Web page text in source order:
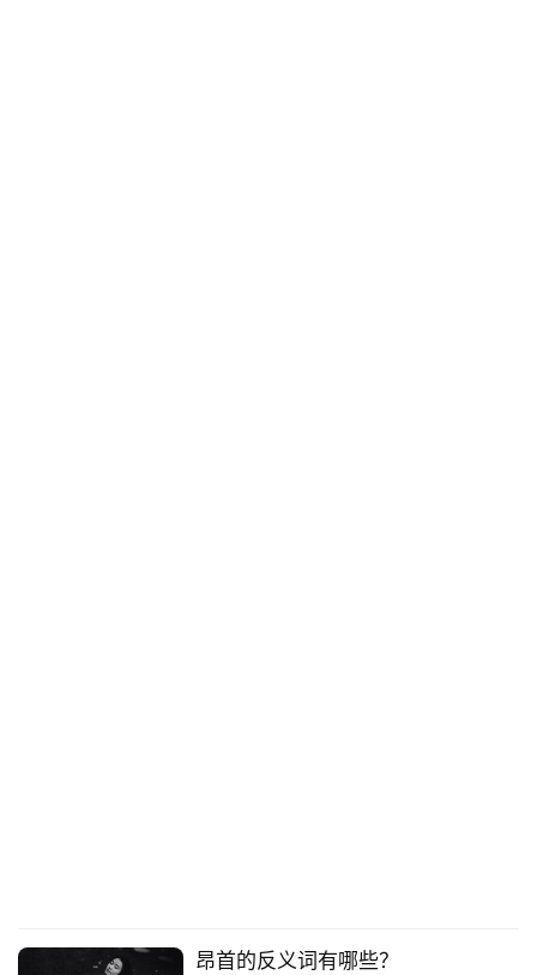
昂首的反义词有哪些？